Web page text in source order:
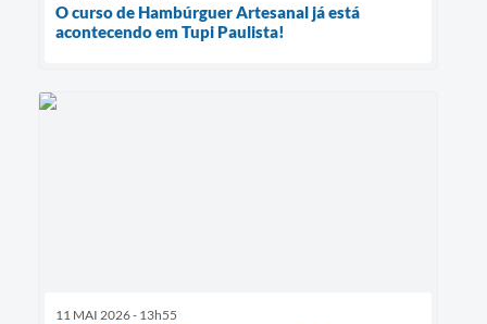
O curso de Hambúrguer Artesanal já está
acontecendo em Tupi Paulista!
11 MAI 2026 - 13h55